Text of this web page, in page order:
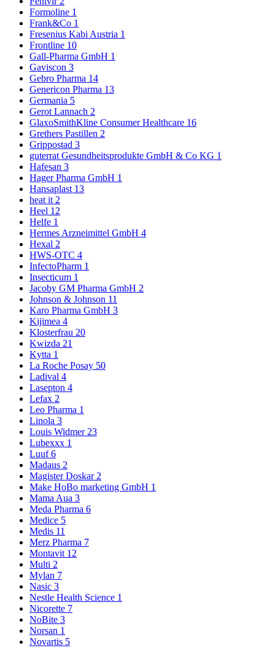
Formoline 1
Frank&Co 1
Fresenius Kabi Austria 1
Frontline 10
Gall-Pharma GmbH 1
Gaviscon 3
Gebro Pharma 14
Genericon Pharma 13
Germania 5
Gerot Lannach 2
GlaxoSmithKline Consumer Healthcare 16
Grethers Pastillen 2
Grippostad 3
guterrat Gesundheitsprodukte GmbH & Co KG 1
Hafesan 3
Hager Pharma GmbH 1
Hansaplast 13
heat it 2
Heel 12
Helfe 1
Hermes Arzneimittel GmbH 4
Hexal 2
HWS-OTC 4
InfectoPharm 1
Insecticum 1
Jacoby GM Pharma GmbH 2
Johnson & Johnson 11
Karo Pharma GmbH 3
Kijimea 4
Klosterfrau 20
Kwizda 21
Kytta 1
La Roche Posay 50
Ladival 4
Lasepton 4
Lefax 2
Leo Pharma 1
Linola 3
Louis Widmer 23
Lubexxx 1
Luuf6
Madaus 2
Magister Doskar 2
Make HoBo marketing GmbH 1
Mama Aua 3
Meda Pharma 6
Medice 5
Medis 11
Merz Pharma 7
Montavit 12
Multi 2
Mylan 7
Nasic 3
Nestle Health Science 1
Nicorette 7
NoBite 3
Norsan 1
Novartis 5